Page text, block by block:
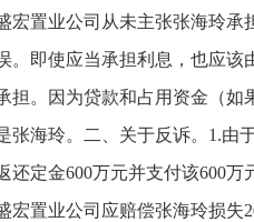
宏置业公司从未主张张海玲承
。即使应当承担利息，也应该
担。因为贷款和占用资金（如
张海玲。二、关于反诉。1.由
还定金600万元并支付该600万
宏置业公司应赔偿张海玲损失